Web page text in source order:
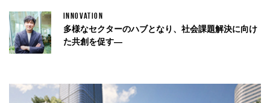
INNOVATION
多様なセクターのハブとなり、社会課題解決に向け
た共創を促す—